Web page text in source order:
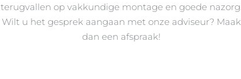
terugvallen op vakkundige montage en goede nazorg.
Wilt u het gesprek aangaan met onze adviseur? Maak
dan een afspraak!